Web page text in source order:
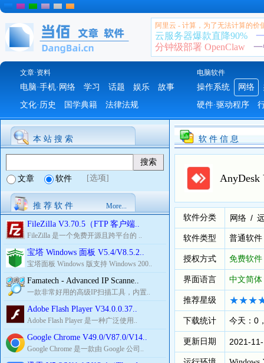
阿里云 - 计算，为了无法计算的价
云服务器爆款直降90%
分钟级部署 OpenClaw
文章·资料 电脑软件
电脑·手机·网络 学习 话题 娱乐
故事
文化·历史
国学典籍 法律法规
操作系统 网络
硬件·驱动程序
本 站 搜 索
文章 软件 [选项]
推 荐 软 件 More...
FileZilla V3.70.5（FTP 客户端..
FileZilla 是一个免费开源且跨平台的 ..
宝塔 Windows 面板 V5.4/V8.5.2..
宝塔面板 Windows 版支持 Windows 200..
Famatech - Advanced IP Scanne..
一款非常好用的高级IP扫描工具，内置..
Adobe Flash Player V34.0.0.37..
Adobe Flash Player 是一种广泛使用..
Google Chrome V49.0/V87.0/V14..
Google Chrome 是一款由 Google 公司..
软 件 信 息
软件分类 网络 /
软件类型 普通软件
授权方式 免费软件
界面语言 中文简体
推荐星级
下载统计 今天：0
更新日期 2021-